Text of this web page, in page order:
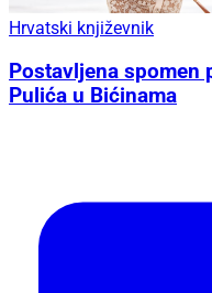
Hrvatski književnik
Postavljena spomen
Pulića u Bićinama